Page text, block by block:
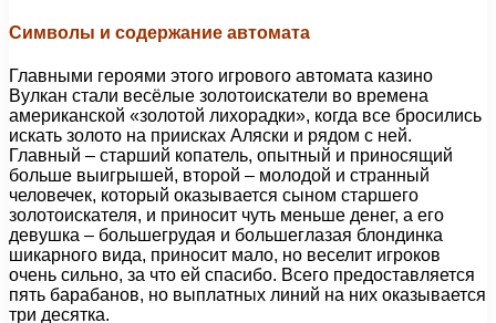
Символы и содержание автомата
Главными героями этого игрового автомата казино
Вулкан стали весёлые золотоискатели во времена
американской «золотой лихорадки», когда все бросились
искать золото на приисках Аляски и рядом с ней.
Главный – старший копатель, опытный и приносящий
больше выигрышей, второй – молодой и странный
человечек, который оказывается сыном старшего
золотоискателя, и приносит чуть меньше денег, а его
девушка – большегрудая и большеглазая блондинка
шикарного вида, приносит мало, но веселит игроков
очень сильно, за что ей спасибо. Всего предоставляется
пять барабанов, но выплатных линий на них оказывается
три десятка.